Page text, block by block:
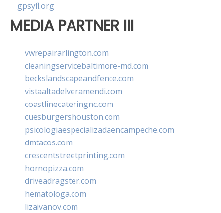
gpsyfl.org
MEDIA PARTNER III
vwrepairarlington.com
cleaningservicebaltimore-md.com
beckslandscapeandfence.com
vistaaltadelveramendi.com
coastlinecateringnc.com
cuesburgershouston.com
psicologiaespecializadaencampeche.com
dmtacos.com
crescentstreetprinting.com
hornopizza.com
driveadragster.com
hematologa.com
lizaivanov.com